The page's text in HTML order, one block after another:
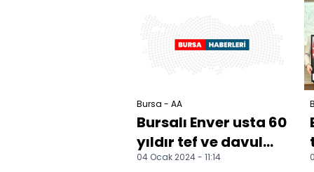
Bursa - AA
Bursalı Enver usta 60
yıldır tef ve davul
yapıyor
04 Ocak 2024 - 11:14